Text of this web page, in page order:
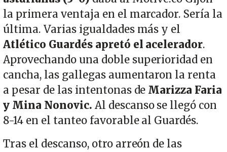
la primera ventaja en el marcador. Sería la
última. Varias igualdades más y el
Atlético Guardés apretó el acelerador.
Aprovechando una doble superioridad en
cancha, las gallegas aumentaron la renta
a pesar de las intentonas de Marizza Faria
y Mina Nonovic. Al descanso se llegó con
8-14 en el tanteo favorable al Guardés.
Tras el descanso, otro arreón de las